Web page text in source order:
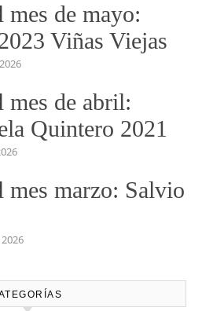
de mayo:
Viñas Viejas
mes de abril:
Quintero 2021
mes marzo: Salvio